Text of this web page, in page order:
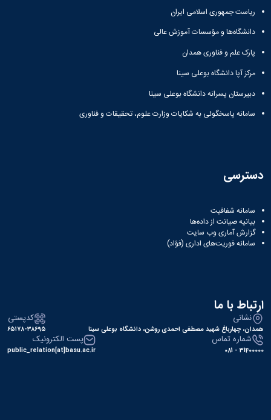
ریاست جمهوری اسلامی ایران
دانشگاه‌ها و مؤسسات آموزش عالی
پارک علم و فناوری همدان
مرکز آپا دانشگاه بوعلی سینا
دبیرستان پسرانه دانشگاه بوعلی سینا
سامانه پاسخگوئی به شکایات وزارت علوم، تحقیقات و فناوری
دسترسی
سامانه شفافیت
بیانیه صیانت از داده‌ها
گزارش آماری وب‌ سایت
سامانه فوریت‌های اداری (فؤاد)
ارتباط با ما
نشانی
همدان، چهارباغ شهید مصطفی احمدی روشن، دانشگاه بوعلی سینا
کدپستی
۶۵۱۷۸-۳۸۶۹۵
شماره تماس
31400000 - 081
پست الکترونیک
public_relation[at]basu.ac.ir